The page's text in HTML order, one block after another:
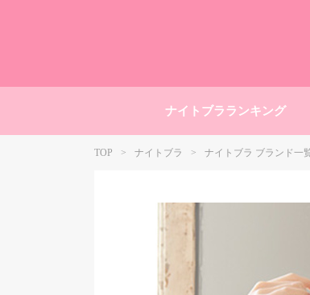
ナイトブラランキング
TOP ナイトブラ ナイトブラ ブランド一